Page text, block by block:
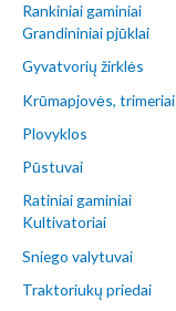
Rankiniai gaminiai
Grandininiai pjūklai
Gyvatvorių žirklės
Krūmapjovės, trimeriai
Plovyklos
Pūstuvai
Ratiniai gaminiai
Kultivatoriai
Sniego valytuvai
Traktoriukų priedai